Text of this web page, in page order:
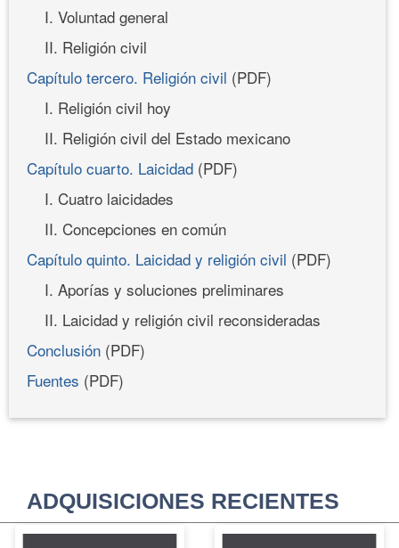
I. Voluntad general
II. Religión civil
Capítulo tercero. Religión civil (PDF)
I. Religión civil hoy
II. Religión civil del Estado mexicano
Capítulo cuarto. Laicidad (PDF)
I. Cuatro laicidades
II. Concepciones en común
Capítulo quinto. Laicidad y religión civil (PDF)
I. Aporías y soluciones preliminares
II. Laicidad y religión civil reconsideradas
Conclusión (PDF)
Fuentes (PDF)
ADQUISICIONES RECIENTES